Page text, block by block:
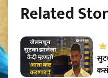
Related